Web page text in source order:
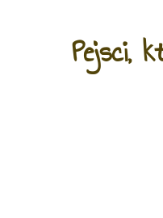
Pejsci,